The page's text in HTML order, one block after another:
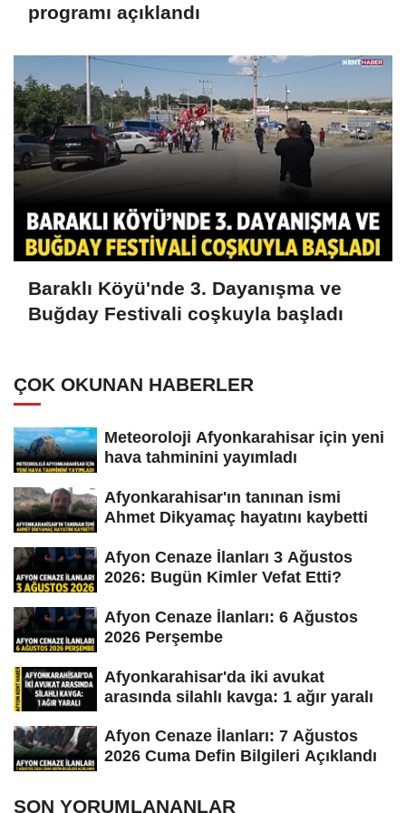
programı açıklandı
Baraklı Köyü'nde 3. Dayanışma ve
Buğday Festivali coşkuyla başladı
ÇOK OKUNAN HABERLER
Meteoroloji Afyonkarahisar için yeni
hava tahminini yayımladı
Afyonkarahisar'ın tanınan ismi
Ahmet Dikyamaç hayatını kaybetti
Afyon Cenaze İlanları 3 Ağustos
2026: Bugün Kimler Vefat Etti?
Afyon Cenaze İlanları: 6 Ağustos
2026 Perşembe
Afyonkarahisar'da iki avukat
arasında silahlı kavga: 1 ağır yaralı
Afyon Cenaze İlanları: 7 Ağustos
2026 Cuma Defin Bilgileri Açıklandı
SON YORUMLANANLAR